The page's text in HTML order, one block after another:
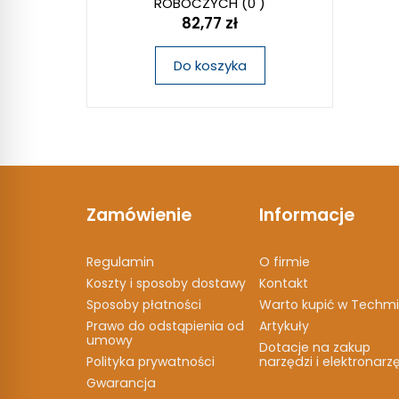
82,77 zł
Do koszyka
Zamówienie
Regulamin
Koszty i sposoby dostawy
Sposoby płatności
Prawo do odstąpienia od
umowy
Polityka prywatności
Gwarancja
Informacje
O firmie
Kontakt
Warto kupić w
Artykuły
Dotacje na zakup
narzędzi i